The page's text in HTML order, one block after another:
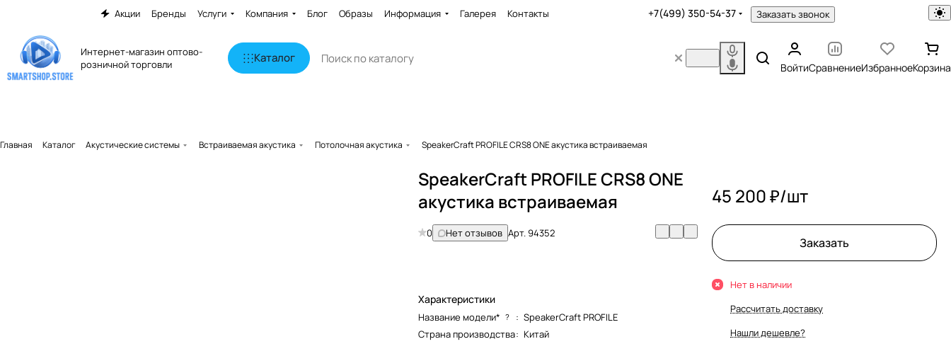
Акции Бренды Услуги Компания Блог Образы Информация Галерея Контакты +7(499) 350-54-37 Заказать звонок
Интернет-магазин оптово-
розничной торговли
Каталог
ВойтиСравнениеИзбранноеКорзина
Главная Каталог Акустические системы Встраиваемая акустика Потолочная акустика SpeakerCraft PROFILE CRS8 ONE акустика встраиваемая
SpeakerCraft PROFILE CRS8 ONE
акустика встраиваемая
0 Нет отзывов Арт.94352
Характеристики
Название модели* ? : SpeakerCraft PROFILE
Страна производства: Китай
45 200 ₽/шт
Заказать
Нет в наличии
Рассчитать доставку
Нашли дешевле?